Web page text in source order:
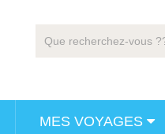
MES VOYAGES